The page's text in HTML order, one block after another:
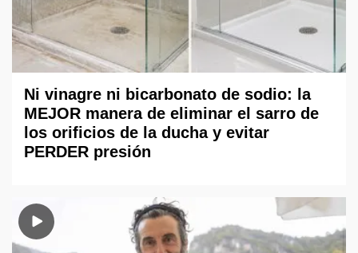
Ni vinagre ni bicarbonato de sodio: la
MEJOR manera de eliminar el sarro de
los orificios de la ducha y evitar
PERDER presión